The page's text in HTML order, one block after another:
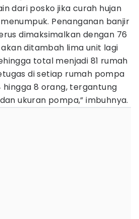
dari posko jika curah hujan
Penanganan banjir
dimaksimalkan dengan 76
ditambah lima unit lagi
total menjadi 81 rumah
di setiap rumah pompa
8 orang, tergantung
ukuran pompa,” imbuhnya.